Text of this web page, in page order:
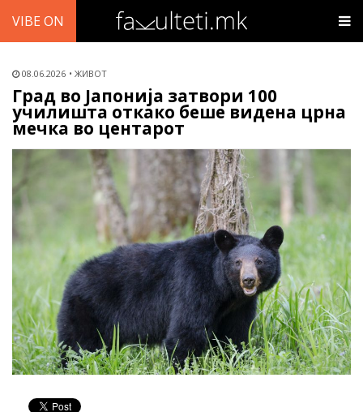
VIBE ON
08.06.2026 ЖИВОТ
Град во Јапонија затвори 100
училишта откако беше видена црна
мечка во центарот